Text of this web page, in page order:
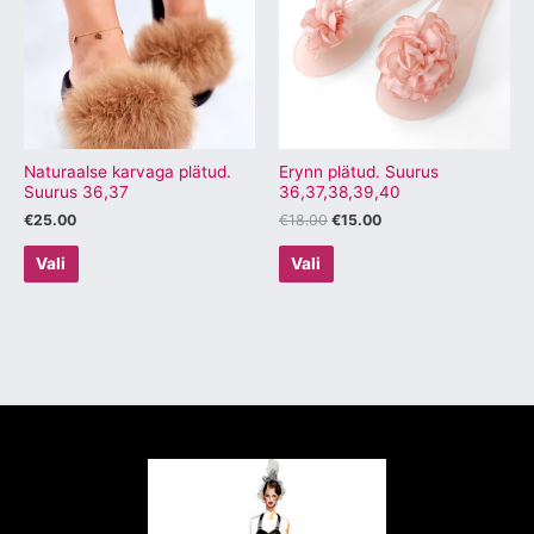
Naturaalse karvaga plätud.
Suurus 36,37
€25.00
Vali
mitu
varianti.
Valikuid
saab
teha
tootelehel.
Erynn plätud. Suurus
36,37,38,39,40
€18.00 €15.00
Vali
mitu
varianti.
Valikuid
tootelehel.